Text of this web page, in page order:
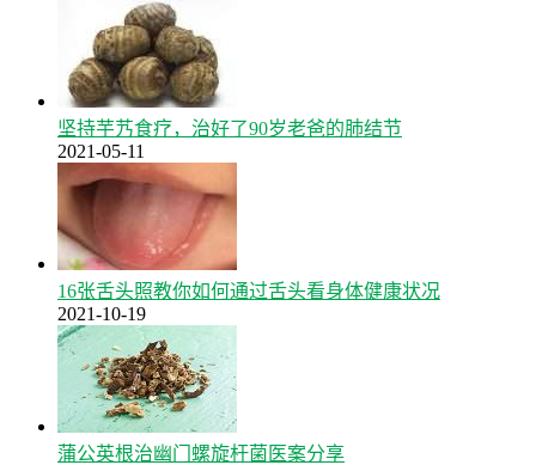
坚持芋艿食疗，治好了90岁老爸的肺结节
2021-05-11
16张舌头照教你如何通过舌头看身体健康状况
2021-10-19
蒲公英根治幽门螺旋杆菌医案分享